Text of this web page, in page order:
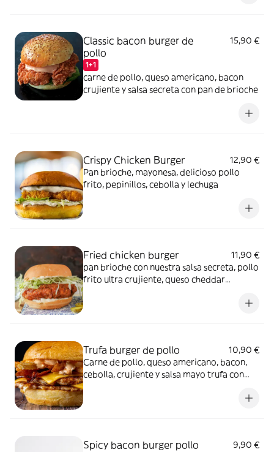
Classic bacon burger de
pollo
1+1
15,90 €
carne de pollo, queso americano, bacon
crujiente y salsa secreta con pan de brioche
Crispy Chicken Burger
12,90 €
Pan brioche, mayonesa, delicioso pollo
frito, pepinillos, cebolla y lechuga
Fried chicken burger
11,90 €
pan brioche con nuestra salsa secreta, pollo
frito ultra crujiente, queso cheddar
Trufa burger de pollo
10,90 €
Carne de pollo, queso americano, bacon,
cebolla, crujiente y salsa mayo trufa con
Spicy bacon burger pollo
9,90 €